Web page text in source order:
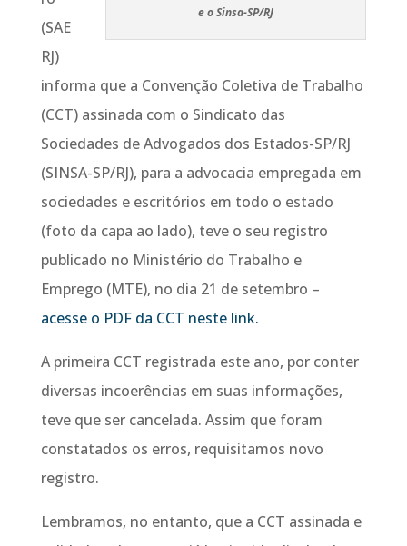
e o Sinsa-SP/RJ
(SAE
RJ)
informa que a Convenção Coletiva de Trabalho
(CCT) assinada com o Sindicato das
Sociedades de Advogados dos Estados-SP/RJ
(SINSA-SP/RJ), para a advocacia empregada em
sociedades e escritórios em todo o estado
(foto da capa ao lado), teve o seu registro
publicado no Ministério do Trabalho e
Emprego (MTE), no dia 21 de setembro –
acesse o PDF da CCT neste link.
A primeira CCT registrada este ano, por conter
diversas incoerências em suas informações,
teve que ser cancelada. Assim que foram
constatados os erros, requisitamos novo
registro.
Lembramos, no entanto, que a CCT assinada e